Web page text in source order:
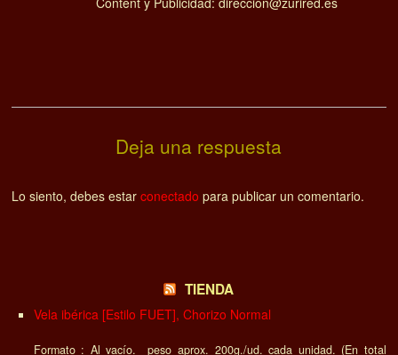
Deja una respuesta
Lo siento, debes estarconectado para publicar un comentario.
TIENDA
Vela ibérica [Estilo FUET], Chorizo Normal
Formato : Al vacío. peso aprox. 200g./ud. cada unidad. (En total